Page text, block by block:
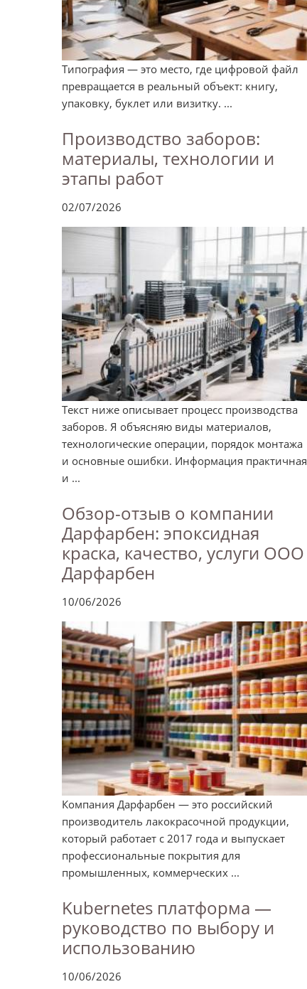
Типография — это место, где цифровой файл
превращается в реальный объект: книгу,
упаковку, буклет или визитку. ...
Производство заборов:
материалы, технологии и
этапы работ
02/07/2026
Текст ниже описывает процесс производства
заборов. Я объясняю виды материалов,
технологические операции, порядок монтажа
и основные ошибки. Информация практичная
и ...
Обзор-отзыв о компании
Дарфарбен: эпоксидная
краска, качество, услуги ООО
Дарфарбен
10/06/2026
Компания Дарфарбен — это российский
производитель лакокрасочной продукции,
который работает с 2017 года и выпускает
профессиональные покрытия для
промышленных, коммерческих ...
Kubernetes платформа —
руководство по выбору и
использованию
10/06/2026